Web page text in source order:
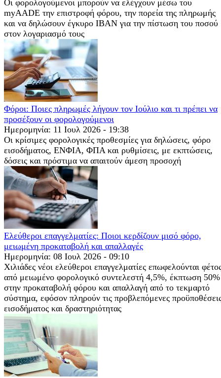
Οι φορολογούμενοι μπορούν να ελέγχουν μέσω του
myAADE την επιστροφή φόρου, την πορεία της πληρωμής
και να δηλώσουν έγκυρο IBAN για την πίστωση του ποσού
στον λογαριασμό τους
Φόροι: Ποιες πληρωμές λήγουν τον Ιούλιο και τι πρέπει να
προσέξουν οι φορολογούμενοι
Ημερομηνία: 11 Ιουλ 2026 - 19:38
Οι κρίσιμες φορολογικές προθεσμίες για δηλώσεις, φόρο
εισοδήματος, ΕΝΦΙΑ, ΦΠΑ και ρυθμίσεις, με εκπτώσεις,
δόσεις και πρόστιμα να απαιτούν άμεση προσοχή
Ελεύθεροι επαγγελματίες: Ποιοι κερδίζουν μισό φόρο,
μειωμένη προκαταβολή και απαλλαγές
Ημερομηνία: 08 Ιουλ 2026 - 09:10
Χιλιάδες νέοι ελεύθεροι επαγγελματίες επωφελούνται
από μειωμένο φορολογικό συντελεστή 4,5%, έκπτωση 50%
στην προκαταβολή φόρου και απαλλαγή από το τεκμαρτό
σύστημα, εφόσον πληρούν τις προβλεπόμενες
εισοδήματος και δραστηριότητας